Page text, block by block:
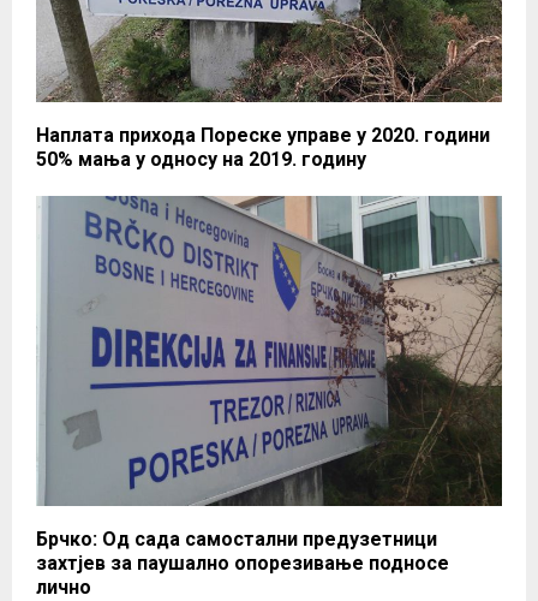
Наплата прихода Пореске управе у 2020. години
50% мања у односу на 2019. годину
Брчко: Од сада самостални предузетници
захтјев за паушално опорезивање подносе
лично